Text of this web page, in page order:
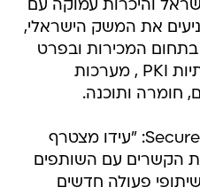
והיכרות עמוקה עם
את המשק הישראלי,
בתחום המכירות ובפרט
בענף אבטחת המידע, תשתיות PKI , מערכות
חומרה ותוכנה.
ינאי מילשטיין - מנכ"ל SecureNet: "עידו מצטרף
הקשרים עם השותפים
פעולה חדשים